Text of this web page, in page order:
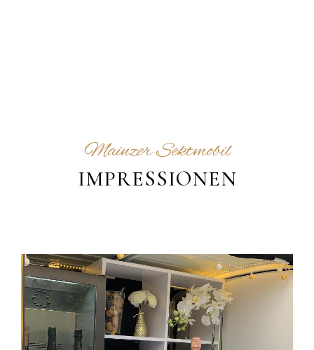
Mainzer Sektmobil
IMPRESSIONEN